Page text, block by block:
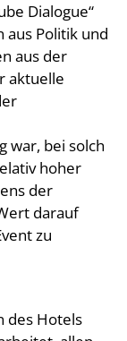
Dialogue“
aus Politik und
aus der
aktuelle
war, bei solch
hoher
der
darauf
zu
des Hotels